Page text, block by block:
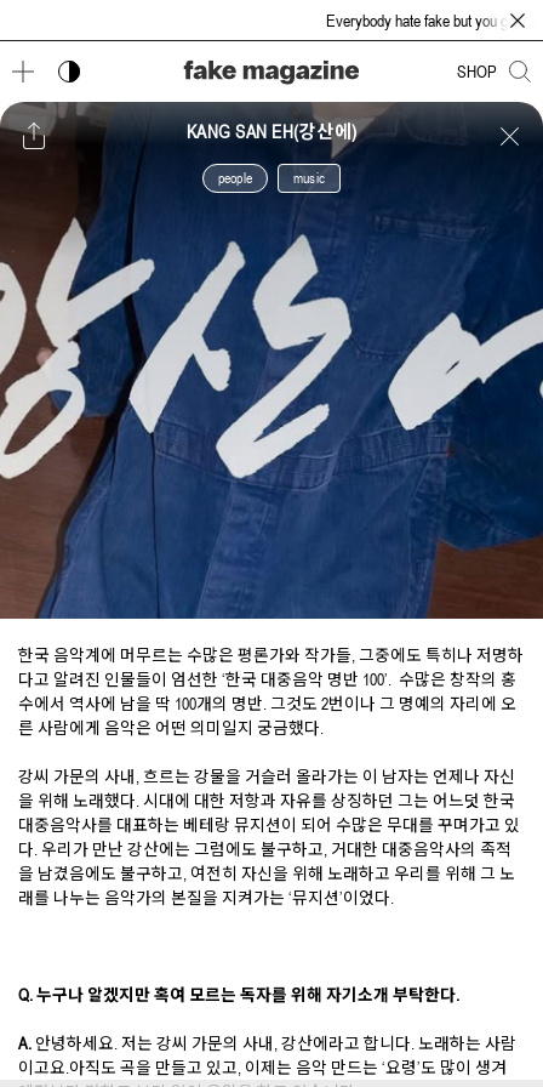
Everybody hate fake but you gonna love
다크 모드 토글 SHOP
KANG SAN EH(강산에)
people music
한국 음악계에 머무르는 수많은 평론가와 작가들, 그중에도 특히나 저명하
다고 알려진 인물들이 엄선한 ‘한국 대중음악 명반 100’. 수많은 창작의 홍
수에서 역사에 남을 딱 100개의 명반. 그것도 2번이나 그 명예의 자리에 오
른 사람에게 음악은 어떤 의미일지 궁금했다.
강씨 가문의 사내, 흐르는 강물을 거슬러 올라가는 이 남자는 언제나 자신
을 위해 노래했다. 시대에 대한 저항과 자유를 상징하던 그는 어느덧 한국
대중음악사를 대표하는 베테랑 뮤지션이 되어 수많은 무대를 꾸며가고 있
다. 우리가 만난 강산에는 그럼에도 불구하고, 거대한 대중음악사의 족적
을 남겼음에도 불구하고, 여전히 자신을 위해 노래하고 우리를 위해 그 노
래를 나누는 음악가의 본질을 지켜가는 ‘뮤지션’이었다.
Q. 누구나 알겠지만 혹여 모르는 독자를 위해 자기소개 부탁한다.
A. 안녕하세요. 저는 강씨 가문의 사내, 강산에라고 합니다. 노래하는 사람
이고요.아직도 곡을 만들고 있고, 이제는 음악 만드는 ‘요령’도 많이 생겨